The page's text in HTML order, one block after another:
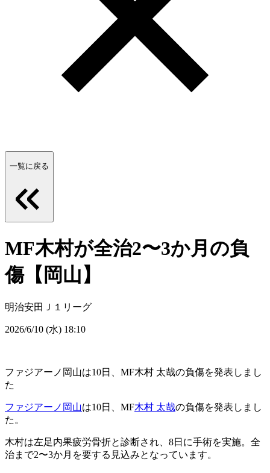
一覧に戻る
MF木村が全治2〜3か月の負
傷【岡山】
明治安田Ｊ１リーグ
2026/6/10 (水) 18:10
ファジアーノ岡山は10日、MF木村 太哉の負傷を発表しまし
た
ファジアーノ岡山は10日、MF木村 太哉の負傷を発表しまし
た。
木村は左足内果疲労骨折と診断され、8日に手術を実施。全
治まで2〜3か月を要する見込みとなっています。